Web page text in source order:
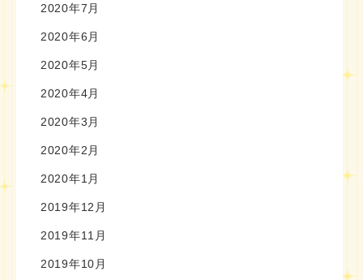
2020年7月
2020年6月
2020年5月
2020年4月
2020年3月
2020年2月
2020年1月
2019年12月
2019年11月
2019年10月